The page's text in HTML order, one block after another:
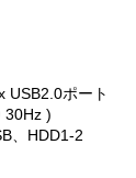
USB2.0ポート
30Hz )
、HDD1-2